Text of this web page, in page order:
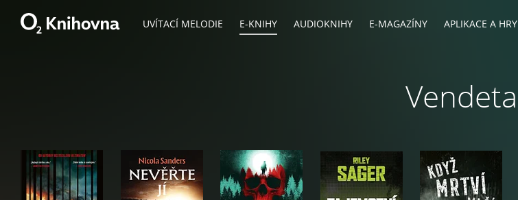
UVÍTACÍ MELODIE E-KNIHY AUDIOKNIHY E-MAGAZÍNY APLIKACE A HRY
Vendeta